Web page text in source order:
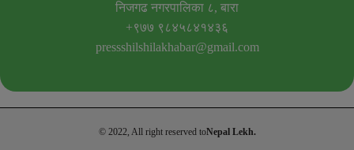
निजगढ नगरपालिका ८, बारा
+९७७ ९८४५८४१४३६
pressshilshilakhabar@gmail.com
© 2022, All right reserved toNepal Lekh.